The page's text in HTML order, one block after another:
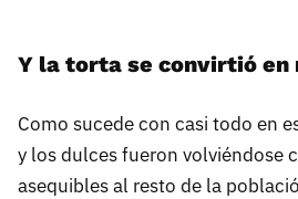
Y la torta se convirtió en
Como sucede con casi todo en
y los dulces fueron volviéndose
asequibles al resto de la